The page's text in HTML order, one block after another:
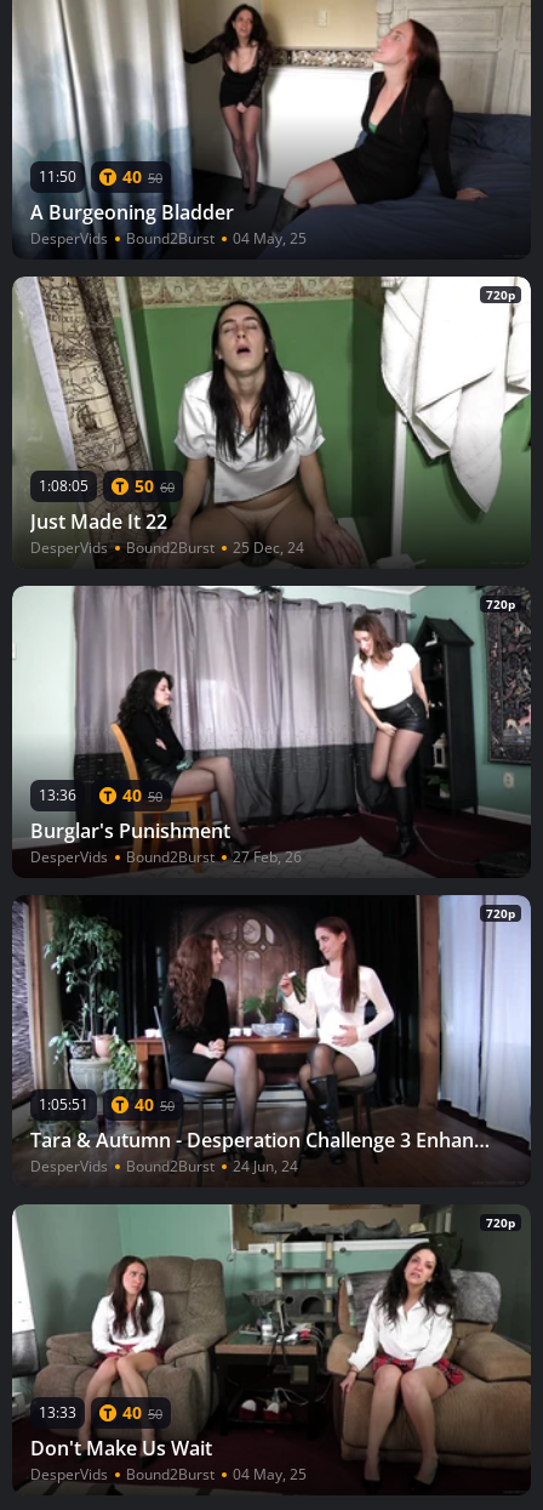
11:50 40 50
A Burgeoning Bladder
DesperVids Bound2Burst 04 May, 25
720p
1:08:05 50 60
Just Made It 22
DesperVids Bound2Burst 25 Dec, 24
720p
13:36 40 50
Burglar's Punishment
DesperVids Bound2Burst 27 Feb, 26
720p
1:05:51 40 50
Tara & Autumn - Desperation Challenge 3 Enhanced
DesperVids Bound2Burst 24 Jun, 24
720p
13:33 40 50
Don't Make Us Wait
DesperVids Bound2Burst 04 May, 25